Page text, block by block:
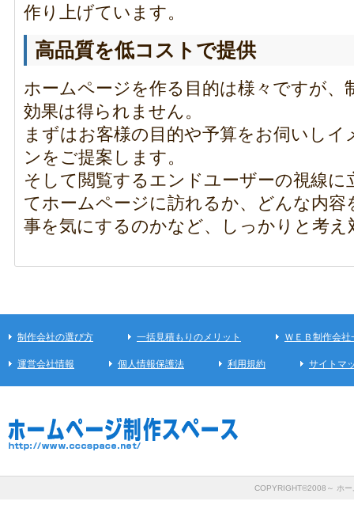
作り上げています。
高品質を低コストで提供
ホームページを作る目的は様々ですが、
効果は得られません。
まずはお客様の目的や予算をお伺いし
ンをご提案します。
そして閲覧するエンドユーザーの視線
てホームページに訪れるか、どんな内
事を気にするのかなど、しっかりと考え
制作会社の選び方 一括見積もりのメリット ＷＥＢ制作会社
運営会社情報 個人情報保護法 利用規約 サイトマ
COPYRIGHT©2008～ ホ